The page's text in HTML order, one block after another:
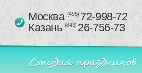
Москва (495)72-998-72
Казань (843)26-756-73